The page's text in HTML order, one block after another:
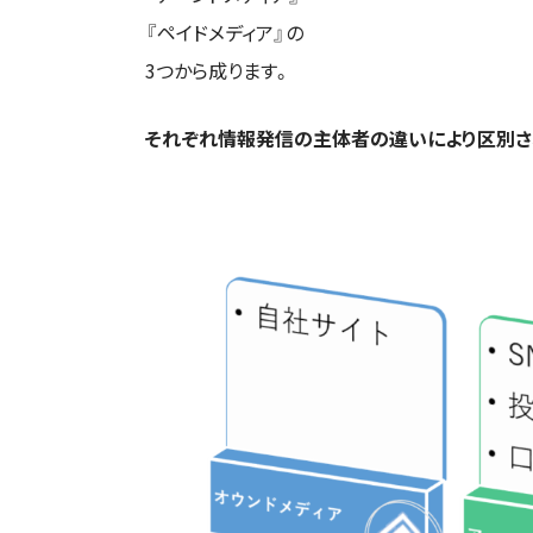
『ペイドメディア』の
3つから成ります。
それぞれ情報発信の主体者の違いにより区別さ